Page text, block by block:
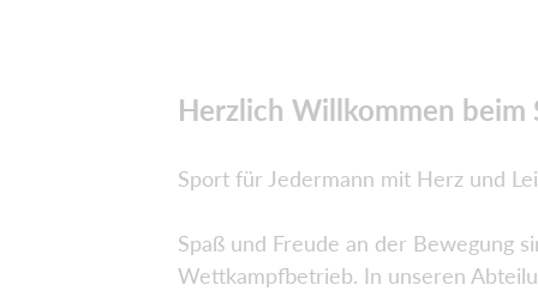
Herzlich Willkommen beim
Sport für Jedermann mit Herz und
Spaß und Freude an der Bewegung
Wettkampfbetrieb. In unseren